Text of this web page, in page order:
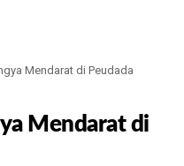
Mendarat di Peudada
Mendarat di